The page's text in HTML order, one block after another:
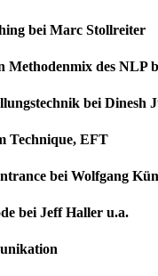
bei Marc Stollreiter
Methodenmix des NLP
bei Dinesh
Technique, EFT
bei Wolfgang
bei Jeff Haller u.a.